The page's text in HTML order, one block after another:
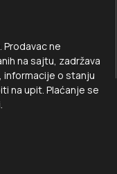
Prodavac ne
na sajtu, zadržava
informacije o stanju
na upit. Plaćanje se